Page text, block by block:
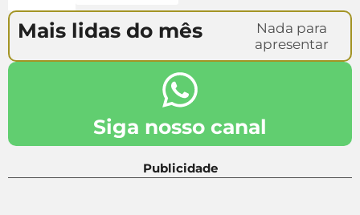
Mais lidas do mês
Nada para
apresentar
Siga nosso canal
Publicidade